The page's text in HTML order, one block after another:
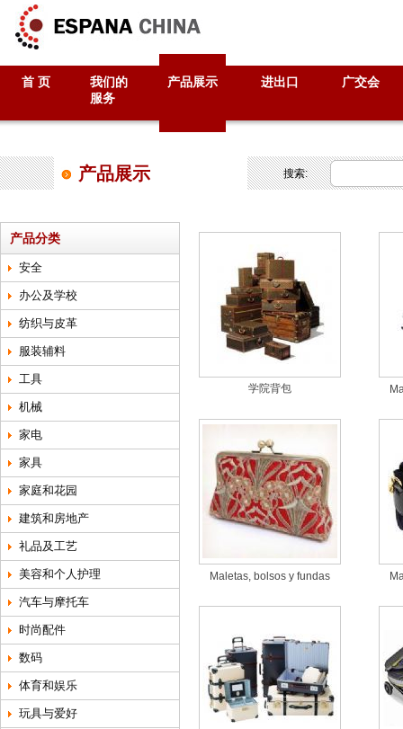
首 页
我们的
服务
产品展示 进出口 广交会
产品展示 搜索:
产品分类
安全
办公及学校
纺织与皮革
服装辅料
工具
机械
家电
家具
家庭和花园
建筑和房地产
礼品及工艺
美容和个人护理
汽车与摩托车
时尚配件
数码
体育和娱乐
玩具与爱好
学院背包
Maletas, bolsos y fundas